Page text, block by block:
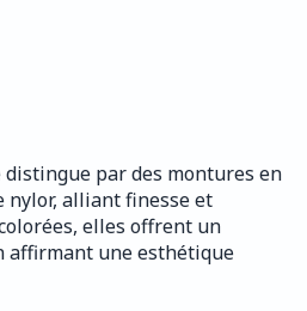
distingue par des montures en
nylor, alliant finesse et
elles offrent un
affirmant une esthétique